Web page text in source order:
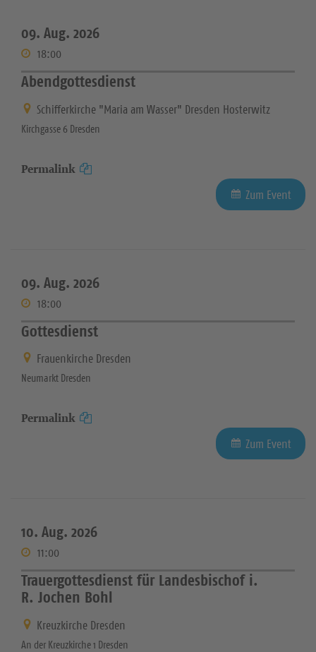
09. Aug. 2026
18:00
Abendgottesdienst
Schifferkirche "Maria am Wasser" Dresden Hosterwitz
Kirchgasse 6 Dresden
Permalink
Zum Event
09. Aug. 2026
18:00
Gottesdienst
Frauenkirche Dresden
Neumarkt Dresden
Permalink
Zum Event
10. Aug. 2026
11:00
Trauergottesdienst für Landesbischof i.
R. Jochen Bohl
Kreuzkirche Dresden
An der Kreuzkirche 1 Dresden